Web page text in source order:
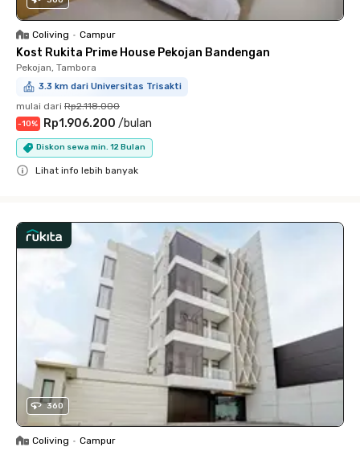
Coliving • Campur
Kost Rukita Prime House Pekojan Bandengan
Pekojan, Tambora
3.3 km dari Universitas Trisakti
mulai dari Rp2.118.000
-10% Rp1.906.200 /bulan
Diskon sewa min. 12 Bulan
Lihat info lebih banyak
360
Coliving • Campur